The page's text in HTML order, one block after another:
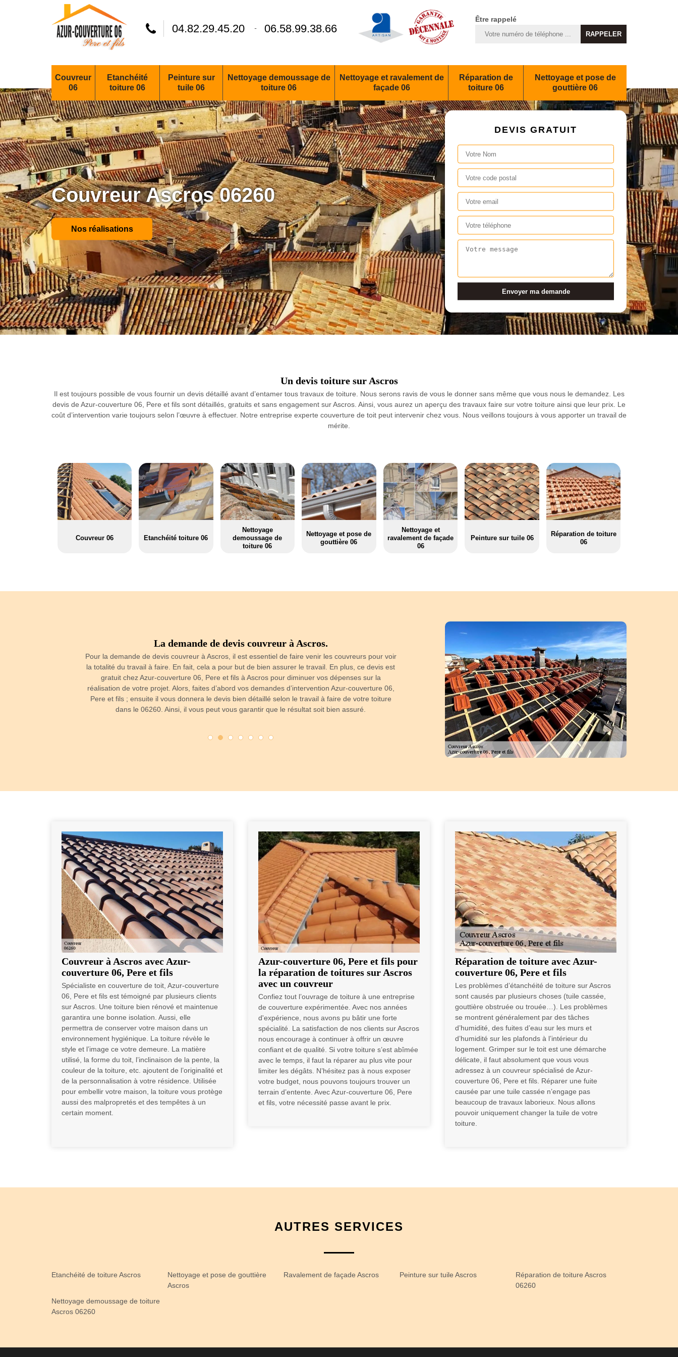
04.82.29.45.20 - 06.58.99.38.66
Être rappelé
Couvreur
06
Etanchéité
toiture 06
Peinture sur
tuile 06
Nettoyage demoussage de
toiture 06
Nettoyage et ravalement de
façade 06
Réparation de
toiture 06
Nettoyage et pose de
gouttière 06
Couvreur Ascros 06260
Nos réalisations
DEVIS GRATUIT
Un devis toiture sur Ascros
Il est toujours possible de vous fournir un devis détaillé avant d’entamer tous travaux de toiture. Nous serons ravis de vous le donner sans même que vous nous le demandez. Les
devis de Azur-couverture 06, Pere et fils sont détaillés, gratuits et sans engagement sur Ascros. Ainsi, vous aurez un aperçu des travaux faire sur votre toiture ainsi que leur prix. Le
coût d’intervention varie toujours selon l’œuvre à effectuer. Notre entreprise experte couverture de toit peut intervenir chez vous. Nous veillons toujours à vous apporter un travail de
mérite.
Couvreur 06 Etanchéité toiture 06
Nettoyage
demoussage de
toiture 06
Nettoyage et pose de
gouttière 06
Nettoyage et
ravalement de façade
06
Peinture sur tuile 06
Réparation de toiture
06
La demande de devis couvreur à Ascros.
Pour la demande de devis couvreur à Ascros, il est essentiel de faire venir les couvreurs pour voir
la totalité du travail à faire. En fait, cela a pour but de bien assurer le travail. En plus, ce devis est
gratuit chez Azur-couverture 06, Pere et fils à Ascros pour diminuer vos dépenses sur la
réalisation de votre projet. Alors, faites d’abord vos demandes d’intervention Azur-couverture 06,
Pere et fils ; ensuite il vous donnera le devis bien détaillé selon le travail à faire de votre toiture
dans le 06260. Ainsi, il vous peut vous garantir que le résultat soit bien assuré.
Confier les travaux toitures aux artisans couvreur à
Azur-couverture 06, Pere et fils artisan couvreur à Ascros est une entreprise de
prendre en charge de tous les travaux de toiture dans le 06260. En fait, il
connaissances très avancés dans ce domaine. C’est pourquoi, il peut vous assurer
travail de qualité pour que vous puissiez avoir le confort de votre toiture à Ascros.
ses capacités ; il est prêt à intervenir dans tout le 06260. Donc, ne vous inquiétez
travaux de votre toiture dans le 06260 car Azur-couverture 06, Pere et fils est là pour
un coup de main.
Couvreur à Ascros avec Azur-
couverture 06, Pere et fils
Spécialiste en couverture de toit, Azur-couverture
06, Pere et fils est témoigné par plusieurs clients
sur Ascros. Une toiture bien rénové et maintenue
garantira une bonne isolation. Aussi, elle
permettra de conserver votre maison dans un
environnement hygiénique. La toiture révèle le
style et l’image ce votre demeure. La matière
utilisé, la forme du toit, l’inclinaison de la pente, la
couleur de la toiture, etc. ajoutent de l’originalité et
de la personnalisation à votre résidence. Utilisée
pour embellir votre maison, la toiture vous protège
aussi des malpropretés et des tempêtes à un
certain moment.
Azur-couverture 06, Pere et fils pour
la réparation de toitures sur Ascros
avec un couvreur
Confiez tout l’ouvrage de toiture à une entreprise
de couverture expérimentée. Avec nos années
d'expérience, nous avons pu bâtir une forte
spécialité. La satisfaction de nos clients sur Ascros
nous encourage à continuer à offrir un œuvre
confiant et de qualité. Si votre toiture s’est abîmée
avec le temps, il faut la réparer au plus vite pour
limiter les dégâts. N’hésitez pas à nous exposer
votre budget, nous pouvons toujours trouver un
terrain d’entente. Avec Azur-couverture 06, Pere
et fils, votre nécessité passe avant le prix.
Réparation de toiture avec Azur-
couverture 06, Pere et fils
Les problèmes d’étanchéité de toiture sur Ascros
sont causés par plusieurs choses (tuile cassée,
gouttière obstruée ou trouée…). Les problèmes
se montrent généralement par des tâches
d’humidité, des fuites d’eau sur les murs et
d’humidité sur les plafonds à l’intérieur du
logement. Grimper sur le toit est une démarche
délicate, il faut absolument que vous vous
adressez à un couvreur spécialisé de Azur-
couverture 06, Pere et fils. Réparer une fuite
causée par une tuile cassée n’engage pas
beaucoup de travaux laborieux. Nous allons
pouvoir uniquement changer la tuile de votre
toiture.
AUTRES SERVICES
Etanchéité de toiture Ascros
Nettoyage et pose de gouttière
Ascros
Ravalement de façade Ascros Peinture sur tuile Ascros
Réparation de toiture Ascros
06260
Nettoyage demoussage de toiture
Ascros 06260